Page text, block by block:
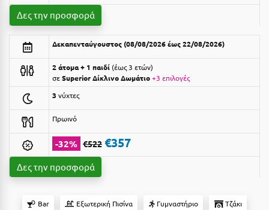
Βραχάτι Κορινθίας
Βυτίνα
Γαλαξiδι
Γλυφάδα
Γρεβενά
Γύθειο
Δες όλες τις προσφορές
Δες όλα τα πακέτα διακοπών
Δες την προσφορά
Δεκαπενταύγουστος (08/08/2026 έως 22/08/2026)
2 άτομα + 1 παιδί έως 3 ετών
σεSuperior Δίκλινο Δωμάτιο+3 επιλογές
3 νύχτες
Πρωινό
-32% €522 €357
Δες την προσφορά
Bar Εξωτερική Πισίνα Γυμναστήριο Τζάκι